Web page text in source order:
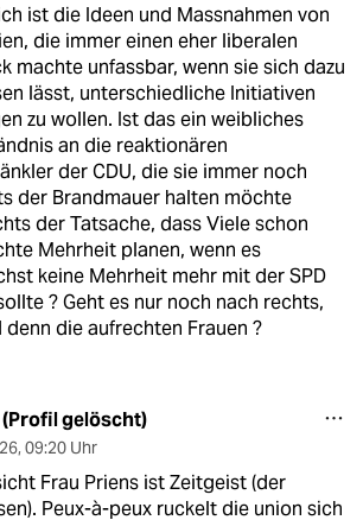
ist die Ideen und Massnahmen von
die immer einen eher liberalen
machte unfassbar, wenn sie sich dazu
lässt, unterschiedliche Initiativen
zu wollen. Ist das ein weibliches
an die reaktionären
der CDU, die sie immer noch
der Brandmauer halten möchte
der Tatsache, dass Viele schon
Mehrheit planen, wenn es
keine Mehrheit mehr mit der SPD
? Geht es nur noch nach rechts,
denn die aufrechten Frauen ?
(Profil gelöscht)
, 09:20 Uhr
Frau Priens ist Zeitgeist (der
Peux-à-peux ruckelt die union sich